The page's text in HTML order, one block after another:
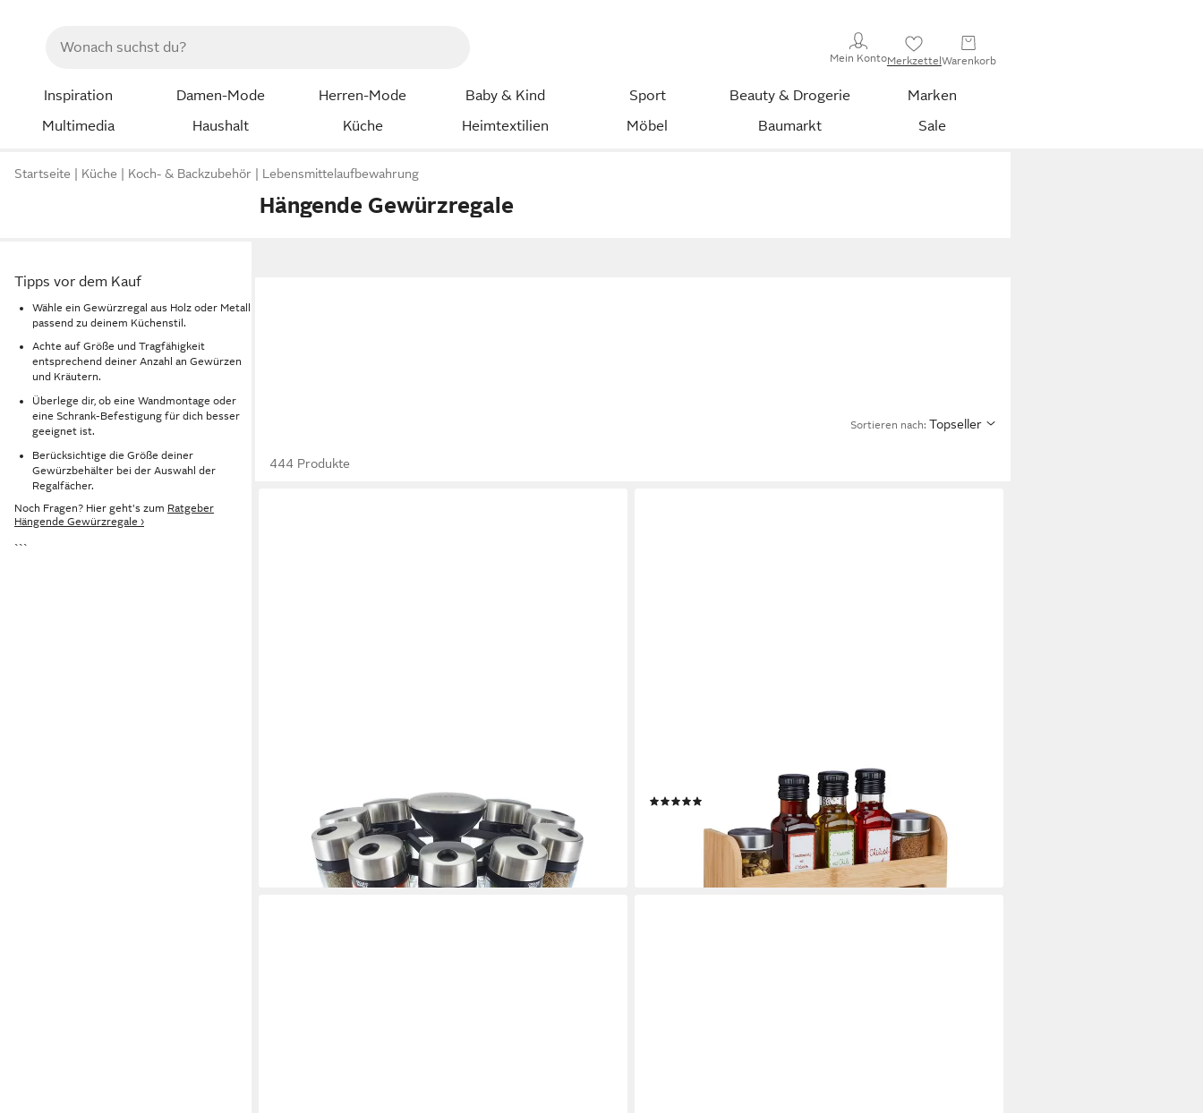
Mein KontoMerkzettelWarenkorb
Inspiration Damen-Mode Herren-Mode Baby & Kind Sport Beauty & Drogerie
Marken
Multimedia
Haushalt Küche Heimtextilien Möbel Baumarkt Sale
Startseite Küche Koch- & Backzubehör Lebensmittelaufbewahrung
Hängende Gewürzregale
Tipps vor dem Kauf
Wähle ein Gewürzregal aus Holz oder Metall
passend zu deinem Küchenstil.
Achte auf Größe und Tragfähigkeit
entsprechend deiner Anzahl an Gewürzen
und Kräutern.
Überlege dir, ob eine Wandmontage oder
eine Schrank-Befestigung für dich besser
geeignet ist.
Berücksichtige die Größe deiner
Gewürzbehälter bei der Auswahl der
Regalfächer.
Noch Fragen? Hier geht's zum Ratgeber
Hängende Gewürzregale ›
```
Sortieren nach: Topseller
444 Produkte
teilbefüllt, drehbares
99,95 € UVP 124,95 €
lieferbar - in 2-3 Werktagen bei dir
Gewürzregal Bambus Gewürzregal mit 2 Etagen
lieferbar - in 2-3 Werktagen bei dir